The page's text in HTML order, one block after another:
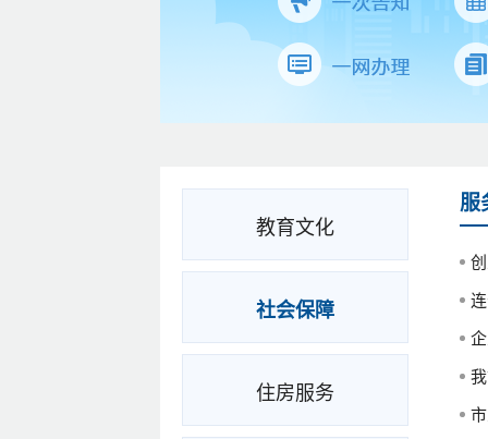
教育文化
社会保障
住房服务
服
创
我
市